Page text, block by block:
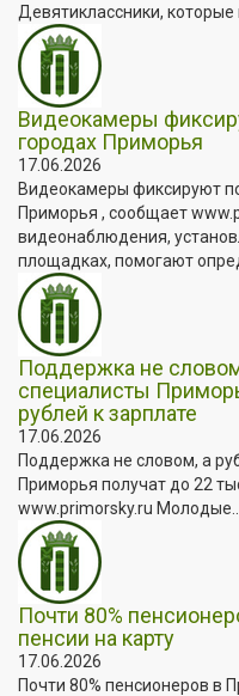
Девятиклассники, которые
Видеокамеры
городах Приморья
17.06.2026
Видеокамеры фиксируют
Приморья , сообщает
видеонаблюдения,
площадках, помогают
Поддержка не
специалисты
рублей к зарплате
17.06.2026
Поддержка не словом, а
Приморья получат до 22
www.primorsky.ru Молодые...
Почти 80%
пенсии на карту
17.06.2026
Почти 80% пенсионеров в